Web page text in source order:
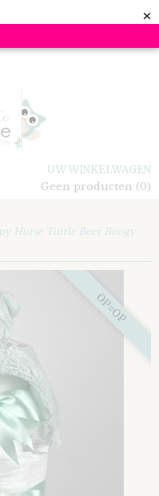
×
UW WINKELWAGEN
Geen producten (0)
Horse Tuttle Beer Boogy
OP=OP